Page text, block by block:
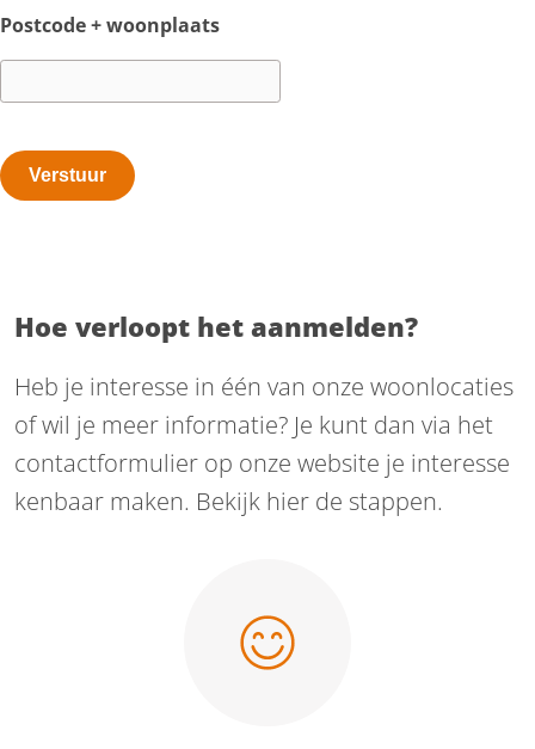
Postcode + woonplaats
Hoe verloopt het aanmelden?
Heb je interesse in één van onze woonlocaties
of wil je meer informatie? Je kunt dan via het
contactformulier op onze website je interesse
kenbaar maken. Bekijk hier de stappen.